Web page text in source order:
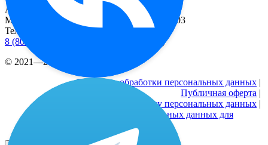
Адрес
Москва, 2-й Рощинский пр-д, д. 8, офис 603
Телефоны
8 (800) 333 24-77
(бесплатные звонки по РФ)
© 2021—2026 |
Политика обработки персональных данных |
Публичная оферта |
Согласие на обработку персональных данных |
Согласие на обработку персональных данных для